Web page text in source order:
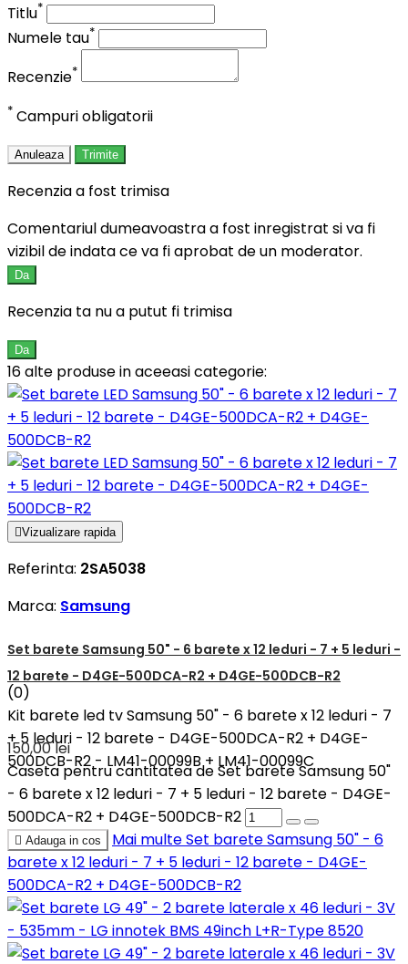
Titlu*
Numele tau*
Recenzie*
* Campuri obligatorii
Anuleaza Trimite
Recenzia a fost trimisa
Comentariul dumeavoastra a fost inregistrat si va fi
vizibil de indata ce va fi aprobat de un moderator.
Da
Recenzia ta nu a putut fi trimisa
Da
16 alte produse in aceeasi categorie:
Vizualizare rapida
Referinta: 2SA5038
Marca: Samsung
Set barete Samsung 50" - 6 barete x 12 leduri - 7 + 5 leduri -
12 barete - D4GE-500DCA-R2 + D4GE-500DCB-R2
(0)
Kit barete led tv Samsung 50" - 6 barete x 12 leduri - 7
+ 5 leduri - 12 barete - D4GE-500DCA-R2 + D4GE-
500DCB-R2 - LM41-00099B + LM41-00099C
150,00 lei
Caseta pentru cantitatea de Set barete Samsung 50"
- 6 barete x 12 leduri - 7 + 5 leduri - 12 barete - D4GE-
500DCA-R2 + D4GE-500DCB-R2
 Adauga in cos Mai multeSet barete Samsung 50" - 6
barete x 12 leduri - 7 + 5 leduri - 12 barete - D4GE-
500DCA-R2 + D4GE-500DCB-R2